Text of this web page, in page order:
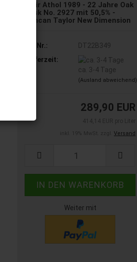
Blair Athol 1989 - 22 Jahre Oak
Cask No. 2927 mit 50,5% -
Duncan Taylor New Dimension
Art.Nr.:
DT22B349
Lieferzeit:
ca. 3-4 Tage
(Ausland abweichend)
289,90 EUR
Versand
Weiter mit